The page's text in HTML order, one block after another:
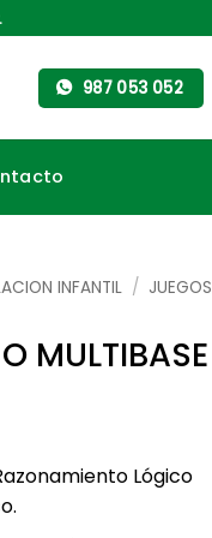
987 053 052
INFANTIL / JUEGOS
MULTIBASE
Lógico